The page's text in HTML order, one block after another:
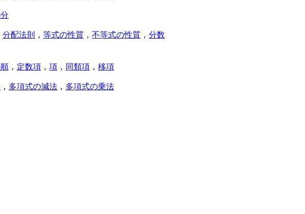
分配法則 ， 等式の性質 ， 不等式の性質 ， 分数
， 定数項 ， 項 ， 同類項 ， 移項
， 多項式の減法 ， 多項式の乗法